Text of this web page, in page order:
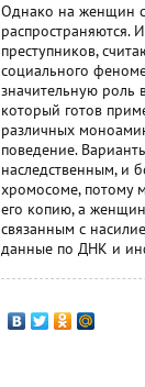
Однако на женщин с
распространяются.
преступников,
социального
значительную роль
который готов
различных
поведение.
наследственным, и
хромосоме, потому
его копию, а
связанным с
данные по ДНК и